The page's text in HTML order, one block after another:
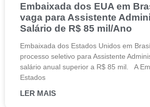
Embaixada dos EUA em
vaga para Assistente
Salário de R$ 85 mil/Ano
Embaixada dos Estados Unidos em
processo seletivo para Assistente
salário anual superior a R$ 85 mil. A
Estados
LER MAIS